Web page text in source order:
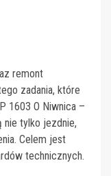
remont
zadania, które
1603 O Niwnica –
nie tylko jezdnie,
Celem jest
technicznych.